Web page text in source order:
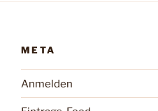
META
Anmelden